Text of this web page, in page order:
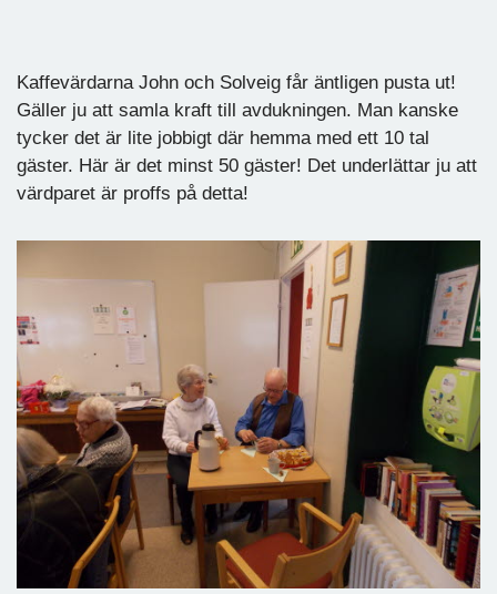
Kaffevärdarna John och Solveig får äntligen pusta ut!
Gäller ju att samla kraft till avdukningen. Man kanske
tycker det är lite jobbigt där hemma med ett 10 tal
gäster. Här är det minst 50 gäster! Det underlättar ju att
värdparet är proffs på detta!